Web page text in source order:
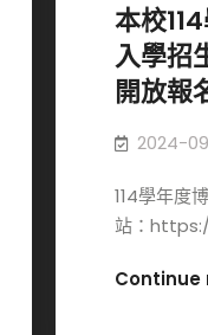
本校
入學招
開放報
2024-
114學年度
站：
Continue